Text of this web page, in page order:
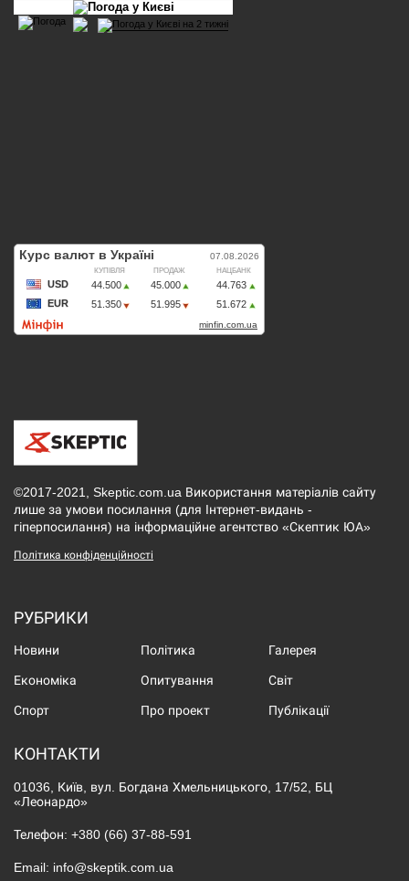
©2017-2021, Skeptic.com.ua Використання матеріалів сайту
лише за умови посилання (для Інтернет-видань -
гіперпосилання) на інформаційне агентство «Скептик ЮА»
Політика конфіденційності
РУБРИКИ
Новини Політика Галерея
Економіка Опитування Світ
Спорт Про проект Публікації
КОНТАКТИ
01036, Київ, вул. Богдана Хмельницького, 17/52, БЦ
«Леонардо»
Телефон: +380 (66) 37-88-591
Email: info@skeptik.com.ua